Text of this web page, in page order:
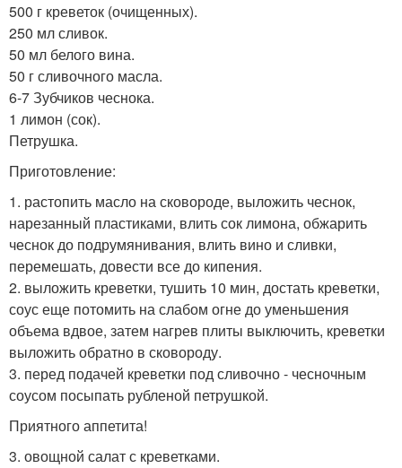
500 г креветок (очищенных).
250 мл сливок.
50 мл белого вина.
50 г сливочного масла.
6-7 Зубчиков чеснока.
1 лимон (сок).
Петрушка.
Приготовление:
1. растопить масло на сковороде, выложить чеснок,
нарезанный пластиками, влить сок лимона, обжарить
чеснок до подрумянивания, влить вино и сливки,
перемешать, довести все до кипения.
2. выложить креветки, тушить 10 мин, достать креветки,
соус еще потомить на слабом огне до уменьшения
объема вдвое, затем нагрев плиты выключить, креветки
выложить обратно в сковороду.
3. перед подачей креветки под сливочно - чесночным
соусом посыпать рубленой петрушкой.
Приятного аппетита!
3. овощной салат с креветками.